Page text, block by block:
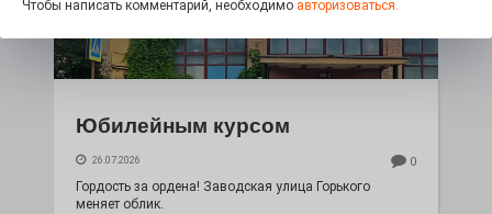
Юбилейным курсом
26.07.2026 0
Гордость за ордена! Заводская улица Горького
меняет облик.
Чтобы написать комментарий, необходимо авторизоваться.